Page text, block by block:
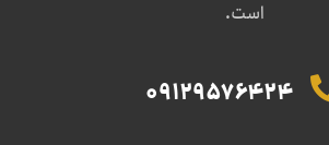
است.
09129576424